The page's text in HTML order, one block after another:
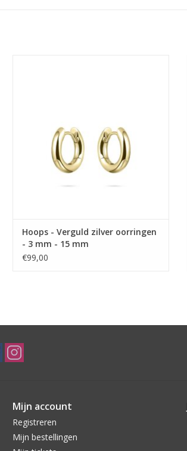
Hoops - Verguld zilver oorringen
- 3 mm - 15 mm
€99,00
Mijn account
Registreren
Mijn bestellingen